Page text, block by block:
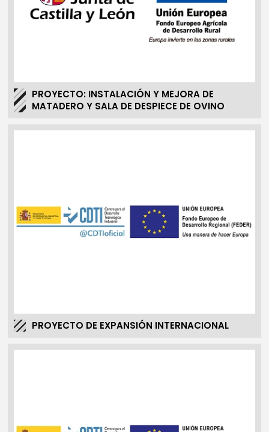
PROYECTO: INSTALACIÓN Y MEJORA DE
MATADERO Y SALA DE DESPIECE DE OVINO
PROYECTO DE EXPANSIÓN INTERNACIONAL